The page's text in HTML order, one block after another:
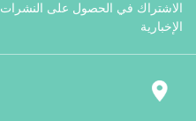
الاشتراك في الحصول على النشرات
الإخبارية